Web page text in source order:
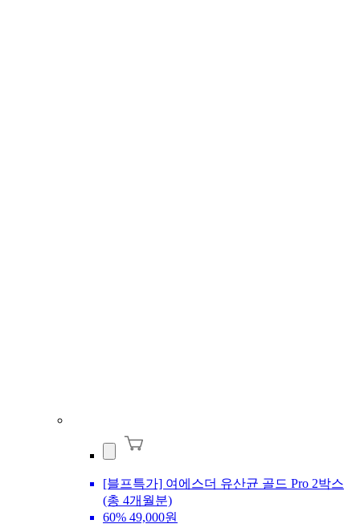
[블프특가] 여에스더 유산균 골드 Pro 2박스
(총 4개월분)
60% 49,000원